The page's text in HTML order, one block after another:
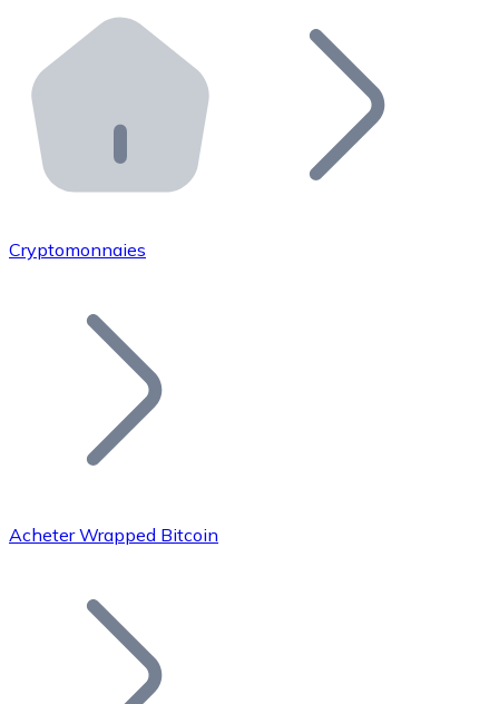
Distributeurs automatiques Bitnovo
Intégrez un ATM Bitnovo dans votre entreprise et
API Bitnovo
Intégrez notre API dans votre écosystème.
Rejoignez notre réseau de distributeurs et
Ajoutez le token de votre projet à notre service
Bitcoin
Cryptomonnaies
Acheter Wrapped Bitcoin